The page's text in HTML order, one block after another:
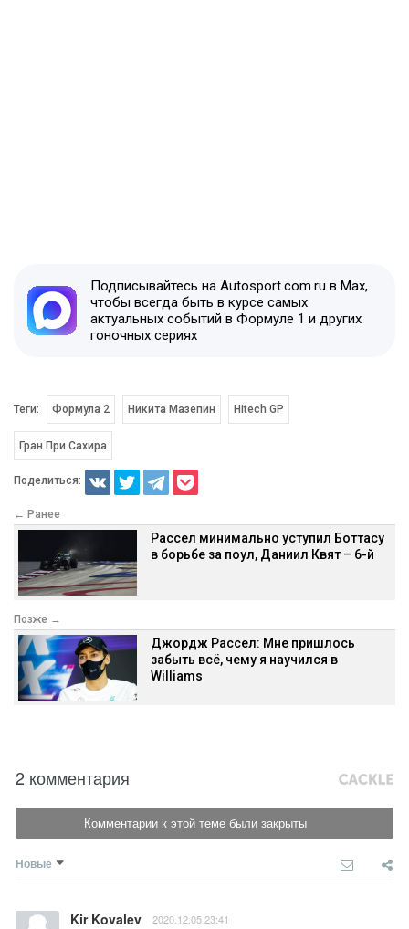
Подписывайтесь на Autosport.com.ru в Max,
чтобы всегда быть в курсе самых
актуальных событий в Формуле 1 и других
гоночных сериях
Теги: Формула 2 Никита Мазепин Hitech GP
Гран При Сахира
Поделиться:
← Ранее
Рассел минимально уступил Боттасу
в борьбе за поул, Даниил Квят – 6-й
Позже →
Джордж Рассел: Мне пришлось
забыть всё, чему я научился в
Williams
2 комментария
Комментарии к этой теме были закрыты
Новые
Kir Kovalev 2020.12.05 23:41